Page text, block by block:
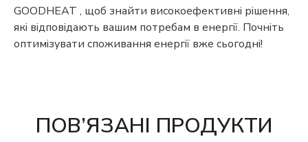
GOODHEAT , щоб знайти високоефективні рішення,
які відповідають вашим потребам в енергії. Почніть
оптимізувати споживання енергії вже сьогодні!
ПОВ’ЯЗАНІ ПРОДУКТИ